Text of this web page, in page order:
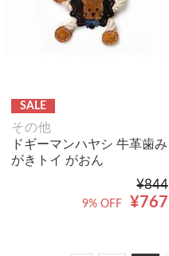
SALE
その他
ドギーマンハヤシ 牛革歯み
がきトイ がおん
¥844
¥767
9% OFF